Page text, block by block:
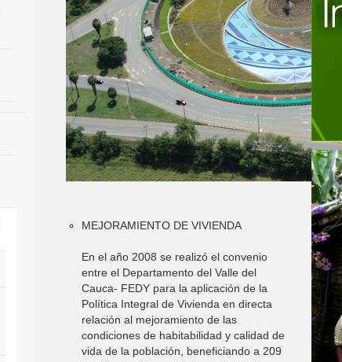
MEJORAMIENTO DE VIVIENDA
En el año 2008 se realizó el convenio
entre el Departamento del Valle del
Cauca- FEDY para la aplicación de la
Política Integral de Vivienda en directa
relación al mejoramiento de las
condiciones de habitabilidad y calidad de
vida de la población, beneficiando a 209